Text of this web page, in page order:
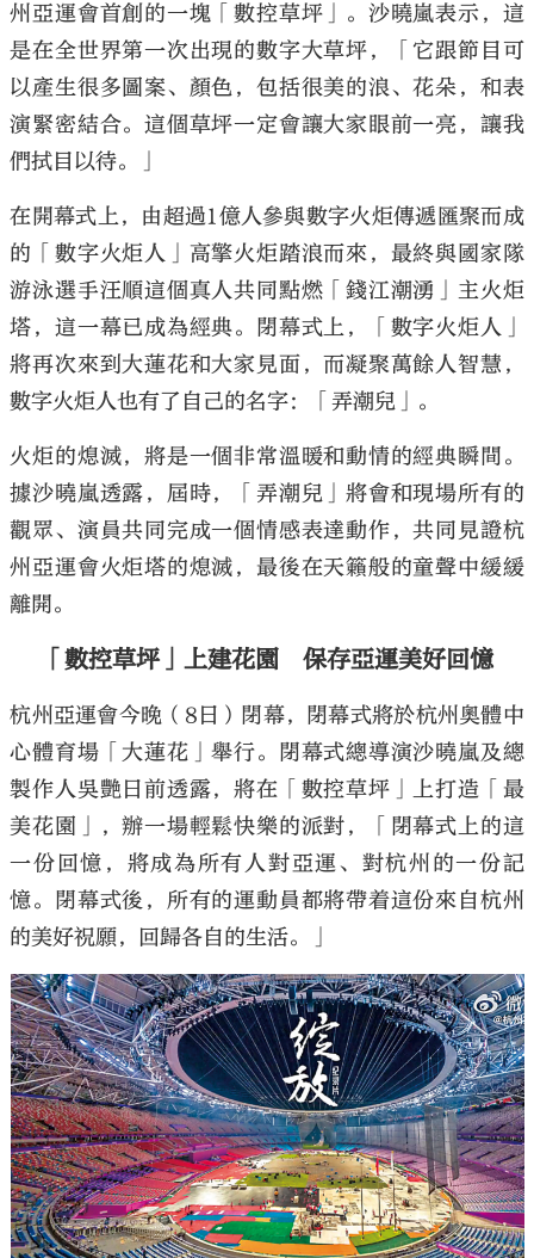
州亞運會首創的一塊「數控草坪」。沙曉嵐表示，這
是在全世界第一次出現的數字大草坪，「它跟節目可
以產生很多圖案、顏色，包括很美的浪、花朵，和表
演緊密結合。這個草坪一定會讓大家眼前一亮，讓我
們拭目以待。」
在開幕式上，由超過1億人參與數字火炬傳遞匯聚而成
的「數字火炬人」高擎火炬踏浪而來，最終與國家隊
游泳選手汪順這個真人共同點燃「錢江潮湧」主火炬
塔，這一幕已成為經典。閉幕式上，「數字火炬人」
將再次來到大蓮花和大家見面，而凝聚萬餘人智慧，
數字火炬人也有了自己的名字：「弄潮兒」。
火炬的熄滅，將是一個非常溫暖和動情的經典瞬間。
據沙曉嵐透露，屆時，「弄潮兒」將會和現場所有的
觀眾、演員共同完成一個情感表達動作，共同見證杭
州亞運會火炬塔的熄滅，最後在天籟般的童聲中緩緩
離開。
「數控草坪」上建花園 保存亞運美好回憶
杭州亞運會今晚（8日）閉幕，閉幕式將於杭州奧體中
心體育場「大蓮花」舉行。閉幕式總導演沙曉嵐及總
製作人吳艷日前透露，將在「數控草坪」上打造「最
美花園」，辦一場輕鬆快樂的派對，「閉幕式上的這
一份回憶，將成為所有人對亞運、對杭州的一份記
憶。閉幕式後，所有的運動員都將帶着這份來自杭州
的美好祝願，回歸各自的生活。」